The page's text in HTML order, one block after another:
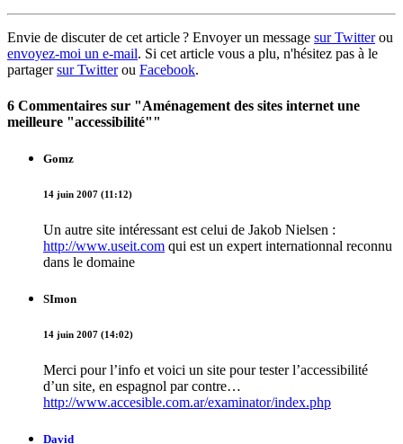
Envie de discuter de cet article ? Envoyer un message sur Twitterou
envoyez-moi un e-mail. Si cet article vous a plu, n'hésitez pas à le
partagersur Twitterou Facebook.
6 Commentaires sur "Aménagement des sites internet une
meilleure "accessibilité""
Gomz
14 juin 2007 (11:12)
Un autre site intéressant est celui de Jakob Nielsen :
http://www.useit.com qui est un expert internationnal reconnu
dans le domaine
SImon
14 juin 2007 (14:02)
Merci pour l’info et voici un site pour tester l’accessibilité
d’un site, en espagnol par contre…
http://www.accesible.com.ar/examinator/index.php
David